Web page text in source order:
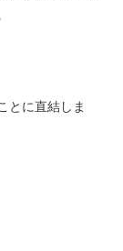
とに直結しま